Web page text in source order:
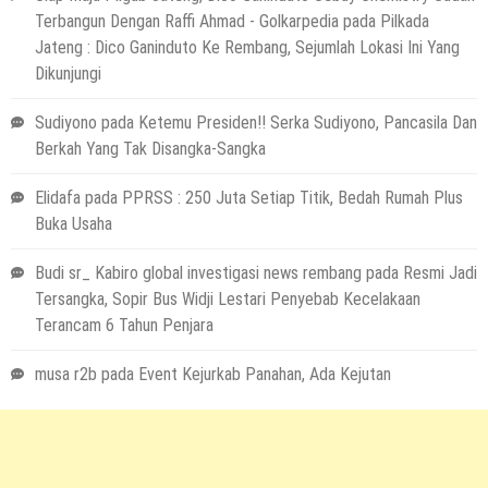
Terbangun Dengan Raffi Ahmad - Golkarpedia pada Pilkada
Jateng : Dico Ganinduto Ke Rembang, Sejumlah Lokasi Ini Yang
Dikunjungi
Sudiyono pada Ketemu Presiden!! Serka Sudiyono, Pancasila Dan
Berkah Yang Tak Disangka-Sangka
Elidafa pada PPRSS : 250 Juta Setiap Titik, Bedah Rumah Plus
Buka Usaha
Budi sr_ Kabiro global investigasi news rembang pada Resmi Jadi
Tersangka, Sopir Bus Widji Lestari Penyebab Kecelakaan
Terancam 6 Tahun Penjara
musa r2b pada Event Kejurkab Panahan, Ada Kejutan